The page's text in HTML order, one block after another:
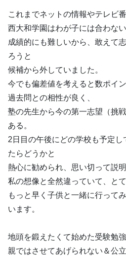
これまでネットの情報やテレビ
西大和学園はわが子には合わない
成績的にも難しいから、敢えて
ろうと
候補から外していました。
今でも偏差値を考えると数ポイ
過去問との相性が良く、
塾の先生から今の第一志望（挑
ある。
2日目の午後にどの学校も予定
たらどうかと
熱心に勧められ、思い切って説
私の想像と全然違っていて、と
もっと早く子供と一緒に行って
います。
地頭を鍛えたくて始めた受験勉強
親ではさせてあげられない＆公